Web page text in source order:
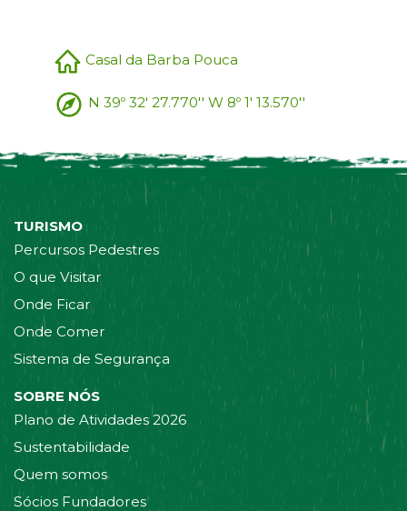
Casal da Barba Pouca
N 39º 32' 27.770'' W 8º 1' 13.570''
TURISMO
Percursos Pedestres
O que Visitar
Onde Ficar
Onde Comer
Sistema de Segurança
SOBRE NÓS
Plano de Atividades 2026
Sustentabilidade
Quem somos
Sócios Fundadores